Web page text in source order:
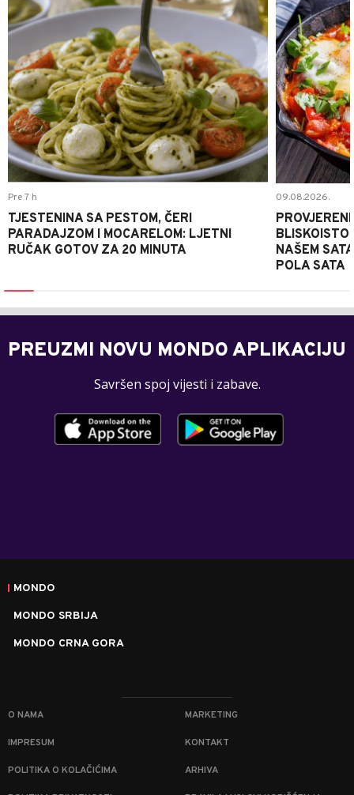
Pre 7 h
TJESTENINA SA PESTOM, ČERI
PARADAJZOM I MOCARELOM: LJETNI
RUČAK GOTOV ZA 20 MINUTA
09.08.2026.
NAŠEM
POLA SATA
PREUZMI NOVU MONDO APLIKACIJU
Savršen spoj vijesti i zabave.
MONDO
MONDO SRBIJA
MONDO CRNA GORA
O NAMA MARKETING
IMPRESUM KONTAKT
POLITIKA O KOLAČIĆIMA ARHIVA